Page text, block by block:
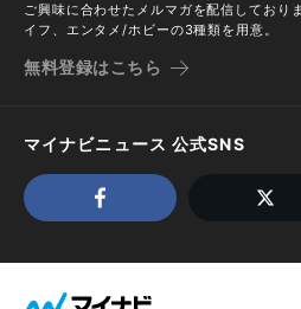
ご興味に合わせたメルマガを配信しており
イフ、エンタメ/ホビーの3種類を用意。
無料登録はこちら
マイナビニュース 公式SNS